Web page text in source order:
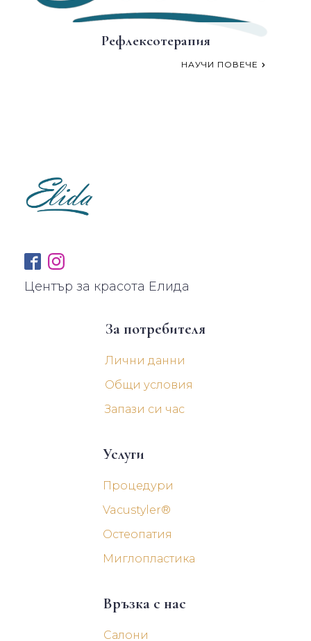
Рефлексотерапия
НАУЧИ ПОВЕЧЕ
Център за красота Елида
За потребителя
Лични данни
Общи условия
Запази си час
Услуги
Процедури
Vacustyler®
Остеопатия
Миглопластика
Връзка с нас
Салони